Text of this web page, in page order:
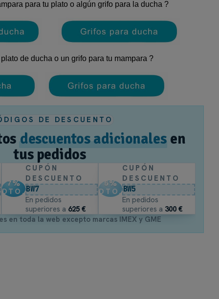
de baño con la luminosidad y pureza delplato de ducha
de resina y fibra de vidrio, ofrece una resistencia
Blanco?
incluye un tratamiento antibacteriano que frena la
superior centrada cumple estrictamente con la normativa
que encaje a la perfección en tu reforma, está disponible en
y llena de luz para tu hogar. El modelo Mercuri de
para tu plato o algún grifo para la ducha ?
de ducha o un grifo para tu mampara ?
DE DESCUENTO
descuentos adicionales en
tus pedidos
7%
DTO.
CUPÓN
DESCUENTO
BW7
En pedidos
superiores a 625 €
5%
DTO.
CUPÓN
DESCUENTO
BW5
En pedidos
superiores a 300 €
en toda la web excepto marcas IMEX y GME